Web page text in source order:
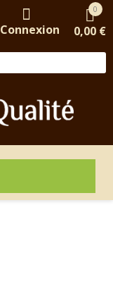
Connexion
0
0,00 €